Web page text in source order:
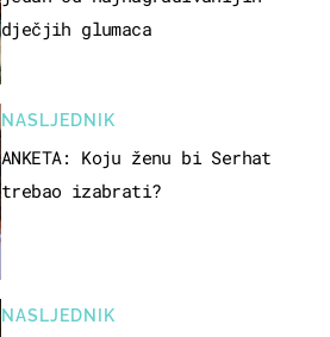
dječjih glumaca
NASLJEDNIK
ANKETA: Koju ženu bi Serhat
trebao izabrati?
NASLJEDNIK